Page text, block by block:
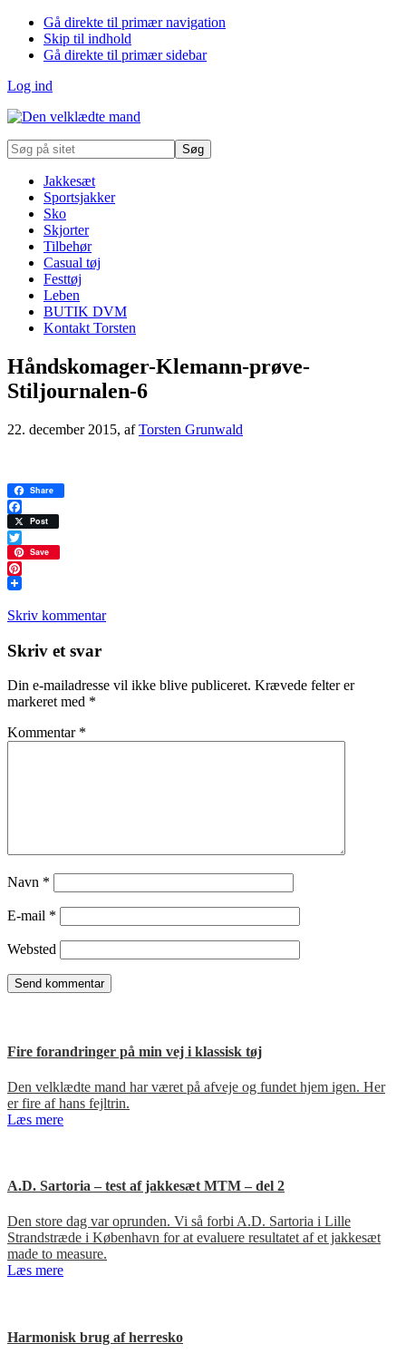
Gå direkte til primær navigation
Skip til indhold
Gå direkte til primær sidebar
Log ind
Søg
på
Jakkesæt
Sportsjakker
Sko
Skjorter
Tilbehør
Casual tøj
Festtøj
Leben
BUTIK DVM
Kontakt Torsten
Håndskomager-Klemann-prøve-
Stiljournalen-6
22. december 2015, afTorsten Grunwald
Share
Facebook
Post
Twitter
Save
Pinterest
Skriv kommentar
Læserinteraktioner
Skriv et svar
Din e-mailadresse vil ikke blive publiceret. Krævede felter er
markeret med *
Kommentar *
Navn *
E-mail *
Websted
Fire forandringer på min vej i klassisk tøj
Den velklædte mand har været på afveje og fundet hjem igen. Her
er fire af hans fejltrin.
Læs mere
A.D. Sartoria – test af jakkesæt MTM – del 2
Den store dag var oprunden. Vi så forbi A.D. Sartoria i Lille
Strandstræde i København for at evaluere resultatet af et jakkesæt
made to measure.
Læs mere
Harmonisk brug af herresko